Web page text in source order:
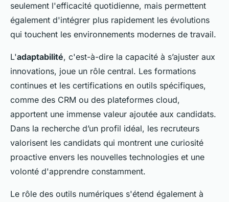
seulement l'efficacité quotidienne, mais permettent
également d'intégrer plus rapidement les évolutions
qui touchent les environnements modernes de travail.
L'adaptabilité, c'est-à-dire la capacité à s’ajuster aux
innovations, joue un rôle central. Les formations
continues et les certifications en outils spécifiques,
comme des CRM ou des plateformes cloud,
apportent une immense valeur ajoutée aux candidats.
Dans la recherche d’un profil idéal, les recruteurs
valorisent les candidats qui montrent une curiosité
proactive envers les nouvelles technologies et une
volonté d'apprendre constamment.
Le rôle des outils numériques s'étend également à